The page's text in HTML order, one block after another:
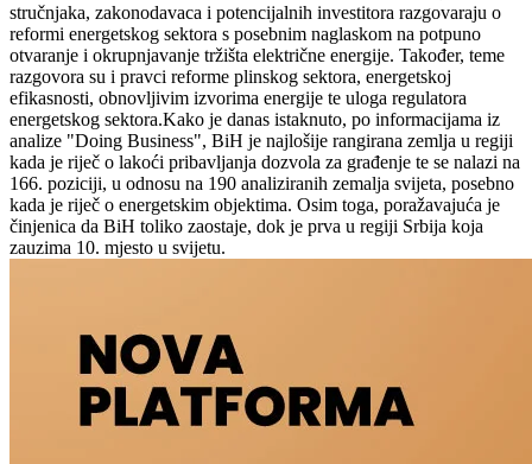
stručnjaka, zakonodavaca i potencijalnih investitora razgovaraju o
reformi energetskog sektora s posebnim naglaskom na potpuno
otvaranje i okrupnjavanje tržišta električne energije. Također, teme
razgovora su i pravci reforme plinskog sektora, energetskoj
efikasnosti, obnovljivim izvorima energije te uloga regulatora
energetskog sektora.Kako je danas istaknuto, po informacijama iz
analize "Doing Business", BiH je najlošije rangirana zemlja u regiji
kada je riječ o lakoći pribavljanja dozvola za građenje te se nalazi na
166. poziciji, u odnosu na 190 analiziranih zemalja svijeta, posebno
kada je riječ o energetskim objektima. Osim toga, poražavajuća je
činjenica da BiH toliko zaostaje, dok je prva u regiji Srbija koja
zauzima 10. mjesto u svijetu.